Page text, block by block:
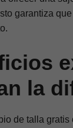
garantiza
la
de talla gratis